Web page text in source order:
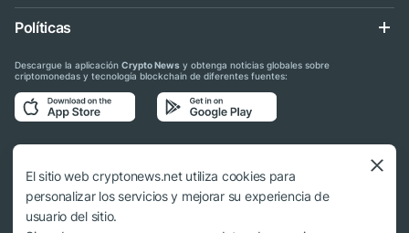
Políticas
Descargue la aplicación Crypto News y obtenga noticias globales sobre
criptomonedas y tecnología blockchain de diferentes fuentes:
Síganos en las redes sociales
El sitio web cryptonews.net utiliza cookies para
personalizar los servicios y mejorar su experiencia de
usuario del sitio.